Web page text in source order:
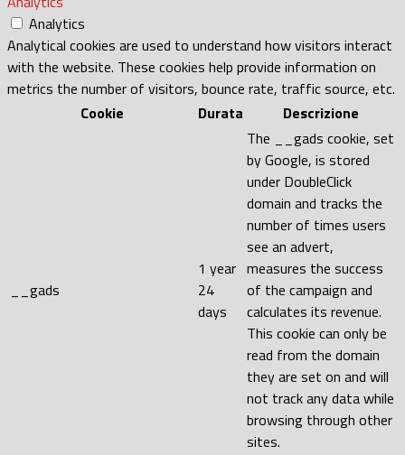
Analytics
Analytical cookies are used to understand how visitors interact
with the website. These cookies help provide information on
metrics the number of visitors, bounce rate, traffic source, etc.
Cookie
Durata Descrizione
__gads
1 year
24
days
The __gads cookie, set
by Google, is stored
under DoubleClick
domain and tracks the
number of times users
see an advert,
measures the success
of the campaign and
calculates its revenue.
This cookie can only be
read from the domain
they are set on and will
not track any data while
browsing through other
sites.